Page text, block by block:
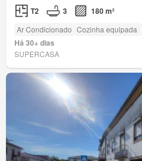
T2 3 180 m²
Ar Condicionado Cozinha equipada
Há 30+ dias
SUPERCASA